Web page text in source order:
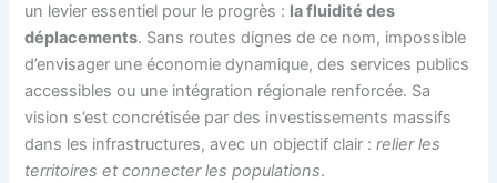
un levier essentiel pour le progrès : la fluidité des
déplacements. Sans routes dignes de ce nom, impossible
d’envisager une économie dynamique, des services publics
accessibles ou une intégration régionale renforcée. Sa
vision s’est concrétisée par des investissements massifs
dans les infrastructures, avec un objectif clair :relier les
territoires et connecter les populations.